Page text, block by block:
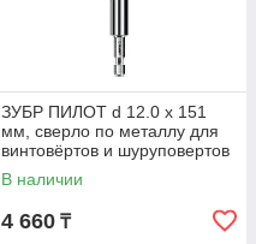
ЗУБР ПИЛОТ d 12.0 х 151
мм, сверло по металлу для
винтовёртов и шуруповертов
IMPACT READY
Профессионал
В наличии
4 660 ₸